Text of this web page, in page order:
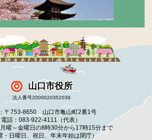
山口市役所
法人番号2000020352039
〒753-8650 山口市亀山町2番1号
電話：083-922-4111（代表）
曜～金曜日の8時30分から17時15分まで
・日曜日、祝日、年末年始は閉庁）